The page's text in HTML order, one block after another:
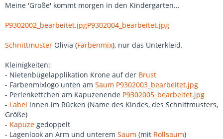
Meine 'Große' kommt morgen in den Kindergarten...
P9302002_bearbeitet.jpgP9302004_bearbeitet.jpg
Schnittmuster Olivia (Farbenmix), nur das Unterkleid.
Kleinigkeiten:
- Nietenbügelapplikation Krone auf der Brust
- Farbenmixlogo unten am Saum P9302003_bearbeitet.jpg
- Perlenkettchen am Kapuzenende P9302005_bearbeitet.jpg
- Label innen im Rücken (Name des Kindes, des Schnittmusters,
Größe)
- Kapuze gedoppelt
- Lagenlook an Arm und unterem Saum (mit Rollsaum)